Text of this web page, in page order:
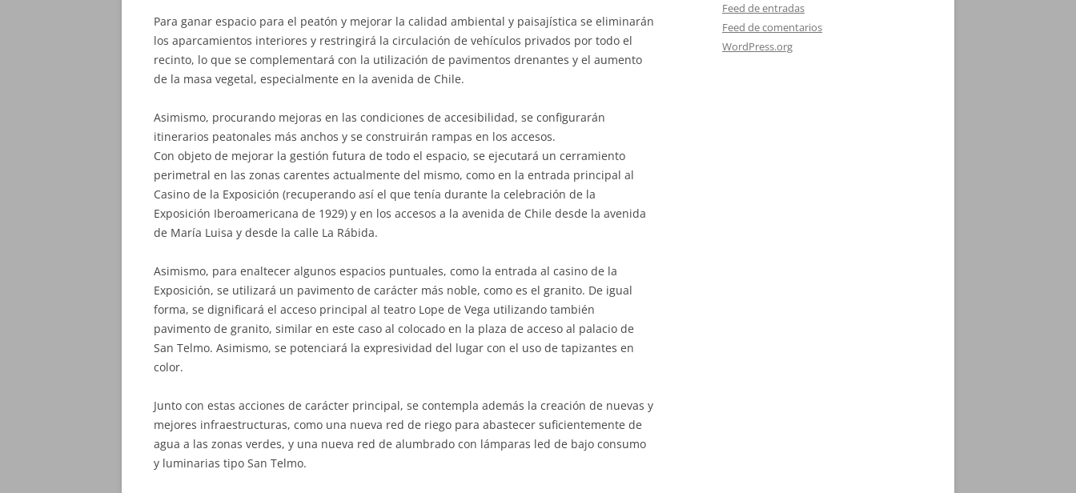
Para ganar espacio para el peatón y mejorar la calidad ambiental y paisajística se eliminarán
los aparcamientos interiores y restringirá la circulación de vehículos privados por todo el
recinto, lo que se complementará con la utilización de pavimentos drenantes y el aumento
de la masa vegetal, especialmente en la avenida de Chile.
Asimismo, procurando mejoras en las condiciones de accesibilidad, se configurarán
itinerarios peatonales más anchos y se construirán rampas en los accesos.
Con objeto de mejorar la gestión futura de todo el espacio, se ejecutará un cerramiento
perimetral en las zonas carentes actualmente del mismo, como en la entrada principal al
Casino de la Exposición (recuperando así el que tenía durante la celebración de la
Exposición Iberoamericana de 1929) y en los accesos a la avenida de Chile desde la avenida
de María Luisa y desde la calle La Rábida.
Asimismo, para enaltecer algunos espacios puntuales, como la entrada al casino de la
Exposición, se utilizará un pavimento de carácter más noble, como es el granito. De igual
forma, se dignificará el acceso principal al teatro Lope de Vega utilizando también
pavimento de granito, similar en este caso al colocado en la plaza de acceso al palacio de
San Telmo. Asimismo, se potenciará la expresividad del lugar con el uso de tapizantes en
color.
Junto con estas acciones de carácter principal, se contempla además la creación de nuevas y
mejores infraestructuras, como una nueva red de riego para abastecer suficientemente de
agua a las zonas verdes, y una nueva red de alumbrado con lámparas led de bajo consumo
y luminarias tipo San Telmo.
Feed de entradas
Feed de comentarios
WordPress.org